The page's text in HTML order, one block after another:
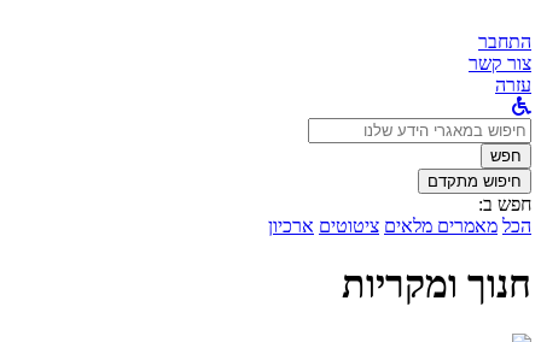
התחבר
צור קשר
עזרה
לחפש
ב:חפש
חיפוש מתקדם
חפש ב:
הכל מאמרים מלאים ציטוטים ארכיון
חנוך ומקריות